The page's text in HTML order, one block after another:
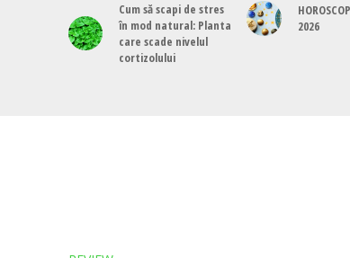
Cum să scapi de stres
în mod natural: Planta
care scade nivelul
cortizolului
2026